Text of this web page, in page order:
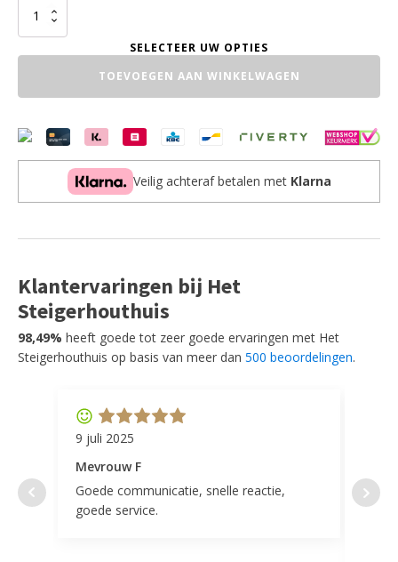
Toonbank
Winkelbalie
TOEVOEGEN AAN WINKELWAGEN
Veilig achteraf betalen met Klarna
Klantervaringen bij Het
Steigerhouthuis
98,49% heeft goede tot zeer goede ervaringen met Het
Steigerhouthuis op basis van meer dan 500 beoordelingen.
9 juli 2025
Mevrouw F
Goede communicatie, snelle reactie,
goede service.
door